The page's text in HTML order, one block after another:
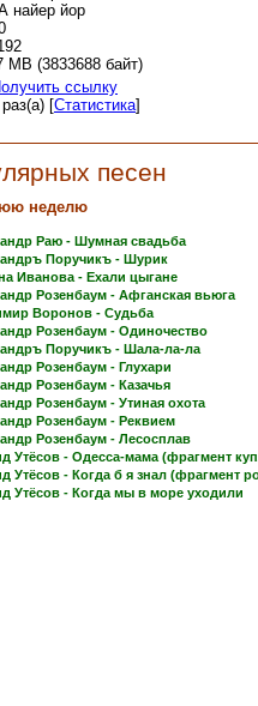
найер йор
MB (3833688 байт)
ссылку
[Статистика]
песен
неделю
Раю - Шумная свадьба
Поручикъ - Шурик
Иванова - Ехали цыгане
Розенбаум - Афганская вьюга
Воронов - Судьба
Розенбаум - Одиночество
Поручикъ - Шала-ла-ла
Розенбаум - Глухари
Розенбаум - Казачья
Розенбаум - Утиная охота
Розенбаум - Реквием
Розенбаум - Лесосплав
Утёсов - Одесса-мама (фрагмент
Утёсов - Когда б я знал (фрагмент
Утёсов - Когда мы в море уходили